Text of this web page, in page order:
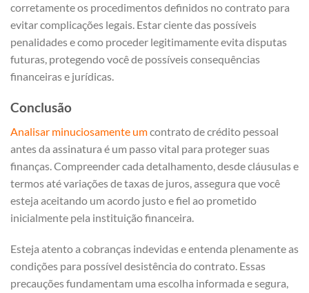
corretamente os procedimentos definidos no contrato para
evitar complicações legais. Estar ciente das possíveis
penalidades e como proceder legitimamente evita disputas
futuras, protegendo você de possíveis consequências
financeiras e jurídicas.
Conclusão
Analisar minuciosamente umcontrato de crédito pessoal
antes da assinatura é um passo vital para proteger suas
finanças. Compreender cada detalhamento, desde cláusulas e
termos até variações de taxas de juros, assegura que você
esteja aceitando um acordo justo e fiel ao prometido
inicialmente pela instituição financeira.
Esteja atento a cobranças indevidas e entenda plenamente as
condições para possível desistência do contrato. Essas
precauções fundamentam uma escolha informada e segura,